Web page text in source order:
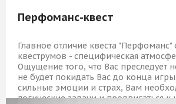
Перфоманс-квест
Главное отличие квеста "Перфоманс"
квеструмов - специфическая
Ощущение того, что Вас преследует
не будет покидать Вас до конца
сильные эмоции и страх, Вам
логические задачи и продвигаться к